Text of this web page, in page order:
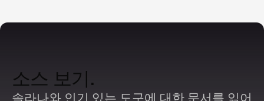
소스 보기.